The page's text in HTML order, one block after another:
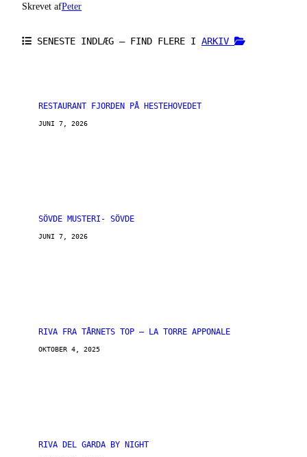
Skrevet afPeter
SENESTE INDLÆG – FIND FLERE I ARKIV
RESTAURANT FJORDEN PÅ HESTEHOVEDET
JUNI 7, 2026
SÖVDE MUSTERI- SÖVDE
JUNI 7, 2026
RIVA FRA TÅRNETS TOP – LA TORRE APPONALE
OKTOBER 4, 2025
RIVA DEL GARDA BY NIGHT